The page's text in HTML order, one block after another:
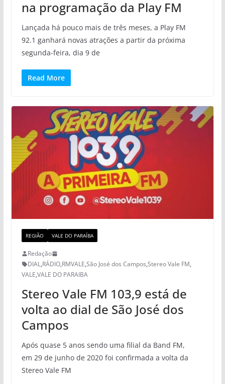
na programação da Play FM
Lançada há pouco mais de três meses, a Play FM
92.1 ganhará novas atrações a partir da próxima
segunda-feira, dia 9 de
Read More
REGIÃO VALE DO PARAÍBA
Redação
DIAL,RÁDIO,RMVALE,São José dos Campos,Stereo Vale FM,
VALE,VALE DO PARAIBA
Stereo Vale FM 103,9 está de
volta ao dial de São José dos
Campos
Após quase 5 anos sendo uma filial da Band FM,
em 29 de junho de 2020 foi confirmada a volta da
Stereo Vale FM